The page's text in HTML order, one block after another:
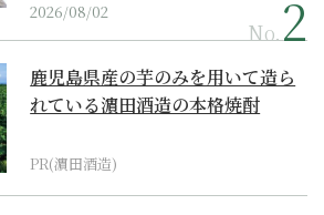
2026/08/02
No.
鹿児島県産の芋のみを用いて造ら
れている濵田酒造の本格焼酎
PR(濵田酒造)